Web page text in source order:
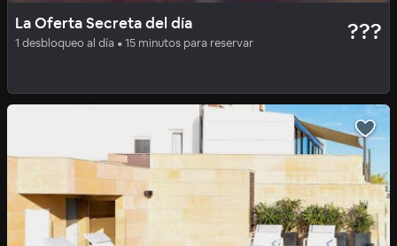
Ohla Barcelona 5*
La Oferta Secreta del día
1 desbloqueo al día • 15 minutos para reservar ???